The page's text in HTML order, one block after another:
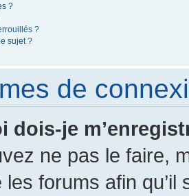
?
?
sujet ?
de
dois-je
ne pas le faire,
les forums afin